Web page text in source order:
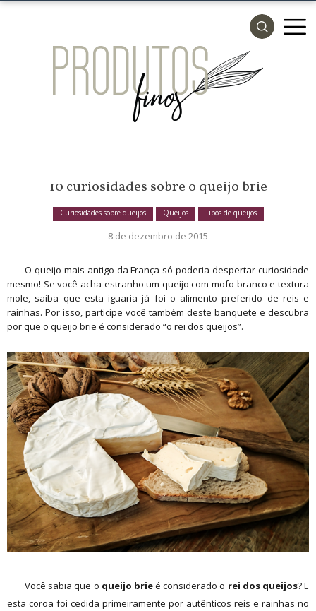
10 curiosidades sobre o queijo brie
Curiosidades sobre queijos Queijos Tipos de queijos
8 de dezembro de 2015
admin
21 de março de 2016
O queijo mais antigo da França só poderia despertar curiosidade
mesmo! Se você acha estranho um queijo com mofo branco e textura
mole, saiba que esta iguaria já foi o alimento preferido de reis e
rainhas. Por isso, participe você também deste banquete e descubra
por que o queijo brie é considerado “o rei dos queijos”.
Você sabia que o queijo brieé considerado o rei dos queijos? E
esta coroa foi cedida primeiramente por autênticos reis e rainhas no